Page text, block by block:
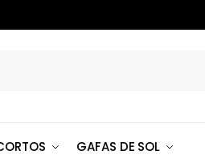
GAFAS DE SOL